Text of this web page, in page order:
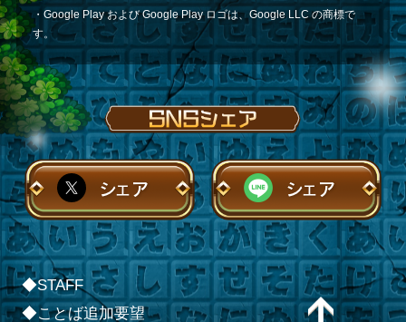
・Google Play および Google Play ロゴは、Google LLC の商標で
す。
シェア シェア
◆STAFF
◆ことば追加要望